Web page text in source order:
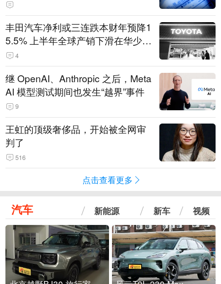
丰田汽车净利或三连跌本财年预降1
5.5% 上半年全球产销下滑在华少卖
14.3万辆
4
继 OpenAI、Anthropic 之后，Meta
AI 模型测试期间也发生“越界”事件
9
王虹的顶级奢侈品，开始被全网审
判了
516
点击查看更多
汽车 新能源 新车 视频